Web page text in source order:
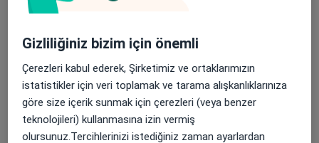
Doç. Dr. Ali Tekin
Çocuk cerrahisi, Çocuk ürolojisi
12 görüş
Gizliliğiniz bizim için önemli
Çerezleri kabul ederek, Şirketimiz ve ortaklarımızın
istatistikler için veri toplamak ve tarama alışkanlıklarınıza
göre size içerik sunmak için çerezleri (veya benzer
teknolojileri) kullanmasına izin vermiş
olursunuz.Tercihlerinizi istediğiniz zaman ayarlardan